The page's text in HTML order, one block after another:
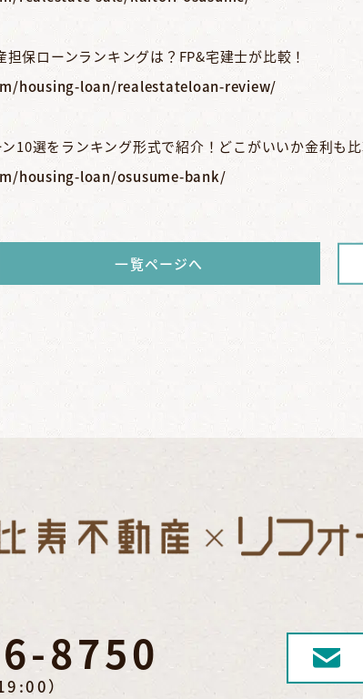
担保ローンランキングは？FP&宅建士が比較！
housing-loan/realestateloan-review/
ン10選をランキング形式で紹介！どこがいいか金利も
housing-loan/osusume-bank/
一覧ページへ
8750
）